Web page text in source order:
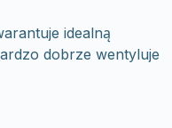
idealną
dobrze wentyluje